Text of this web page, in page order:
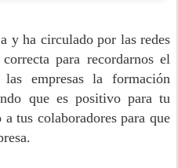
y ha circulado por las redes
para recordarnos el
empresas la formación
que es positivo para tu
tus colaboradores para que